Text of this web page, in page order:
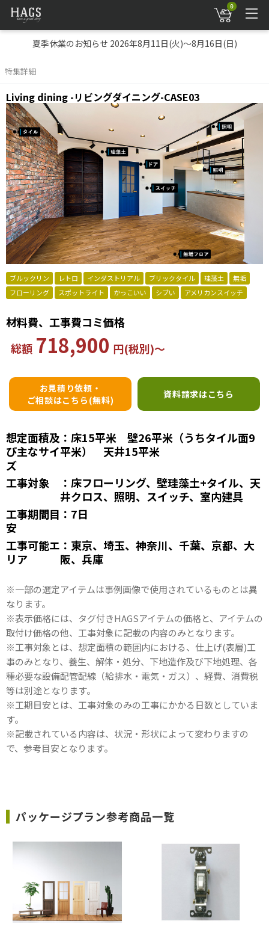
0
夏季休業のお知らせ 2026年8月11日(火)～8月16日(日)
特集詳細
Living dining -リビングダイニング-CASE03
ブルックリン レトロ インダストリアル ブリックタイル 珪藻土
無垢
フローリング
スポットライト かっこいい シブい アメリカンスイッチ
材料費、工事費コミ価格
総額 718,900 円(税別)～
お見積り依頼・
ご相談はこちら(無料)
資料請求はこちら
想定面積及
び主なサイ
ズ
：床15平米 壁26平米（うちタイル面9
平米） 天井15平米
工事対象
：床フローリング、壁珪藻土+タイル、天
井クロス、照明、スイッチ、室内建具
工事期間目
安
：7日
工事可能エ
リア
：東京、埼玉、神奈川、千葉、京都、大
阪、兵庫
※一部の選定アイテムは事例画像で使用されているものとは異
なります。
※表示価格には、タグ付きHAGSアイテムの価格と、アイテムの
取付け価格の他、工事対象に記載の内容のみとなります。
※工事対象とは、想定面積の範囲内における、仕上げ(表層)工
事のみとなり、養生、解体・処分、下地造作及び下地処理、各
種必要な設備配管配線（給排水・電気・ガス）、経費、消費税
等は別途となります。
※工期目安とは、工事対象のみの工事にかかる日数としていま
す。
※記載されている内容は、状況・形状によって変わりますの
で、参考目安となります。
パッケージプラン参考商品一覧